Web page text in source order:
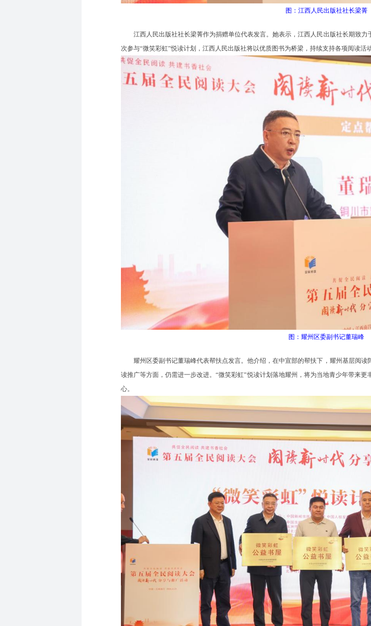
图：江西人民出版社社长梁菁
江西人民出版社社长梁菁作为捐赠单位代表发言。她表示，江西人民出版社长期致力
次参与“微笑彩虹”悦读计划，江西人民出版社将以优质图书为桥梁，持续支持各项阅读活
图：耀州区委副书记董瑞峰
耀州区委副书记董瑞峰代表帮扶点发言。他介绍，在中宣部的帮扶下，耀州基层阅读
读推广等方面，仍需进一步改进。“微笑彩虹”悦读计划落地耀州，将为当地青少年带来
心。